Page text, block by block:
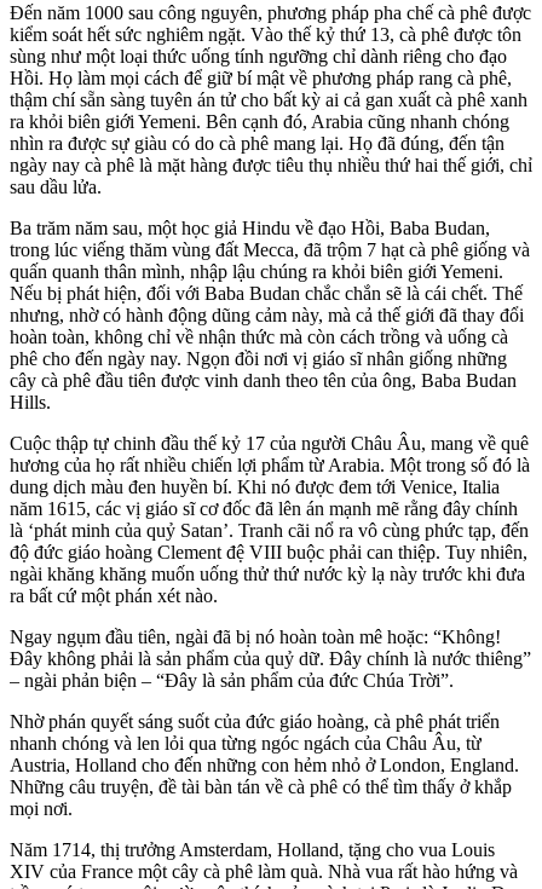
Đến năm 1000 sau công nguyên, phương pháp pha chế cà phê được
kiểm soát hết sức nghiêm ngặt. Vào thế kỷ thứ 13, cà phê được tôn
sùng như một loại thức uống tính ngưỡng chỉ dành riêng cho đạo
Hồi. Họ làm mọi cách để giữ bí mật về phương pháp rang cà phê,
thậm chí sẵn sàng tuyên án tử cho bất kỳ ai cả gan xuất cà phê xanh
ra khỏi biên giới Yemeni. Bên cạnh đó, Arabia cũng nhanh chóng
nhìn ra được sự giàu có do cà phê mang lại. Họ đã đúng, đến tận
ngày nay cà phê là mặt hàng được tiêu thụ nhiều thứ hai thế giới, chỉ
sau dầu lửa.
Ba trăm năm sau, một học giả Hindu về đạo Hồi, Baba Budan,
trong lúc viếng thăm vùng đất Mecca, đã trộm 7 hạt cà phê giống và
quấn quanh thân mình, nhập lậu chúng ra khỏi biên giới Yemeni.
Nếu bị phát hiện, đối với Baba Budan chắc chắn sẽ là cái chết. Thế
nhưng, nhờ có hành động dũng cảm này, mà cả thế giới đã thay đổi
hoàn toàn, không chỉ về nhận thức mà còn cách trồng và uống cà
phê cho đến ngày nay. Ngọn đồi nơi vị giáo sĩ nhân giống những
cây cà phê đầu tiên được vinh danh theo tên của ông, Baba Budan
Hills.
Cuộc thập tự chinh đầu thế kỷ 17 của người Châu Âu, mang về quê
hương của họ rất nhiều chiến lợi phẩm từ Arabia. Một trong số đó là
dung dịch màu đen huyền bí. Khi nó được đem tới Venice, Italia
năm 1615, các vị giáo sĩ cơ đốc đã lên án mạnh mẽ rằng đây chính
là ‘phát minh của quỷ Satan’. Tranh cãi nổ ra vô cùng phức tạp, đến
độ đức giáo hoàng Clement đệ VIII buộc phải can thiệp. Tuy nhiên,
ngài khăng khăng muốn uống thử thứ nước kỳ lạ này trước khi đưa
ra bất cứ một phán xét nào.
Ngay ngụm đầu tiên, ngài đã bị nó hoàn toàn mê hoặc: “Không!
Đây không phải là sản phẩm của quỷ dữ. Đây chính là nước thiêng”
– ngài phản biện – “Đây là sản phẩm của đức Chúa Trời”.
Nhờ phán quyết sáng suốt của đức giáo hoàng, cà phê phát triển
nhanh chóng và len lỏi qua từng ngóc ngách của Châu Âu, từ
Austria, Holland cho đến những con hẻm nhỏ ở London, England.
Những câu truyện, đề tài bàn tán về cà phê có thể tìm thấy ở khắp
mọi nơi.
Năm 1714, thị trưởng Amsterdam, Holland, tặng cho vua Louis
XIV của France một cây cà phê làm quà. Nhà vua rất hào hứng và